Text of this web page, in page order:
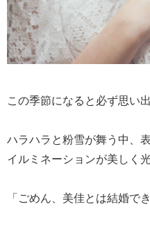
この季節になると必ず思い
ハラハラと粉雪が舞う中、
イルミネーションが美しく
「ごめん、美佳とは結婚で